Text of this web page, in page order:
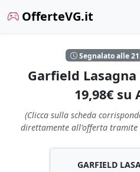
OfferteVG.it
Segnalato alle
Garfield Lasagna
19,98€ su
(Clicca sulla scheda
direttamente all'offerta
GARFIELD